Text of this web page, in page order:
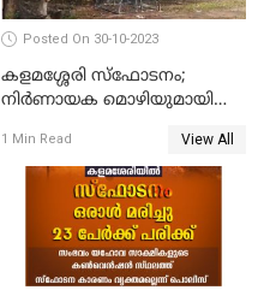
Posted On 30-10-2023
കളമശ്ശേരി സ്ഫോടനം;
നിർണായക മൊഴിയുമായി
കോൾ വിവരങ്ങൾ തേടി
പൊലീസ്
1 Min Read View All